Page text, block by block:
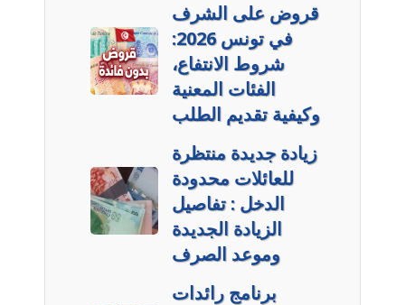
قروض على الشرف
في تونس 2026:
شروط الانتفاع،
الفئات المعنية
وكيفية تقديم الطلب
زيادة جديدة منتظرة
للعائلات محدودة
الدخل : تفاصيل
الزيادة الجديدة
وموعد الصرف
برنامج رائدات